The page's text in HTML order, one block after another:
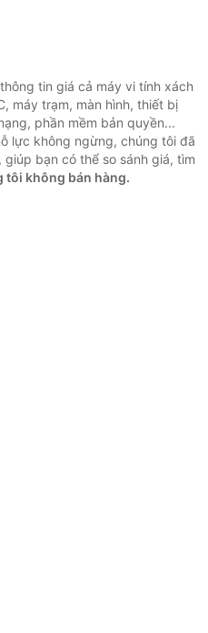
tin giá cả máy vi tính xách
máy trạm, màn hình, thiết bị
phần mềm bản quyền...
lực không ngừng, chúng tôi đã
bạn có thể so sánh giá, tìm
tôi không bán hàng.